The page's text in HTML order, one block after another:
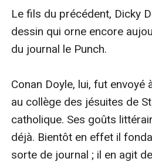
Le fils du précédent, Dicky
dessin qui orne encore
du journal le Punch.
Conan Doyle, lui, fut envoyé
au collège des jésuites de
catholique. Ses goûts
déjà. Bientôt en effet il
sorte de journal ; il en agit